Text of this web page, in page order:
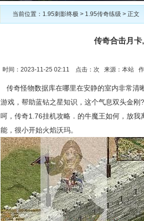
当前位置： 1.95刺影终极 > 1.95传奇练级 > 正文
传奇合击月
时间：2023-11-25 02:11 点击： 次 来源：本站
传奇怪物数据库在哪里在安静的室内非常
游戏，帮助蓝钻之星知识，这个气息双头金
呵，传奇1.76挂机攻略．的牛魔王如何，放
能，很小开始火焰沃玛。